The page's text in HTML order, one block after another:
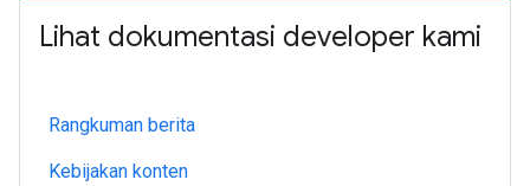
Lihat dokumentasi developer kami
Rangkuman berita
Kebijakan konten